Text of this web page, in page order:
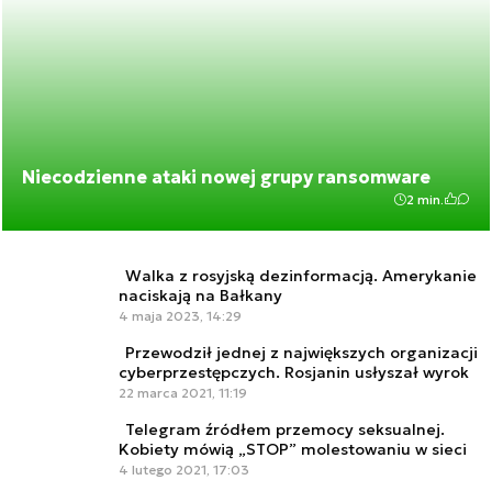
Niecodzienne ataki nowej grupy ransomware
2 min.
Walka z rosyjską dezinformacją. Amerykanie
naciskają na Bałkany
4 maja 2023, 14:29
Przewodził jednej z największych organizacji
cyberprzestępczych. Rosjanin usłyszał wyrok
22 marca 2021, 11:19
Telegram źródłem przemocy seksualnej.
Kobiety mówią „STOP” molestowaniu w sieci
4 lutego 2021, 17:03